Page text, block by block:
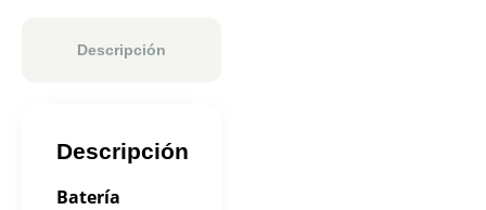
Descripción
Descripción
Batería